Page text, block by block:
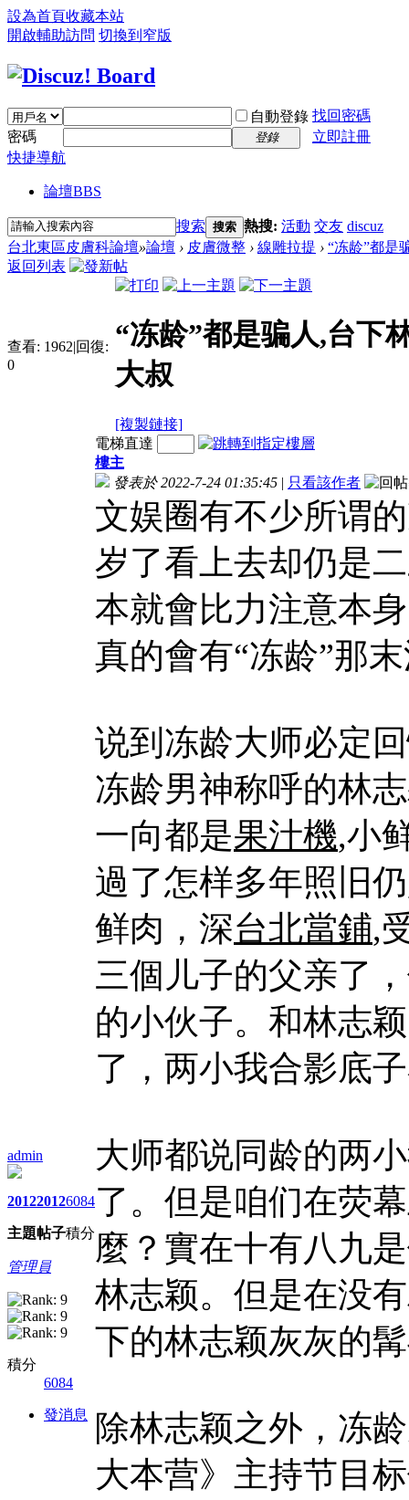
設為首頁收藏本站
開啟輔助訪問 切換到窄版
自動登錄 找回密碼
密碼
登錄
立即註冊
快捷導航
論壇BBS
搜索 搜索 熱搜: 活動 交友 discuz
台北東區皮膚科論壇»論壇 › 皮膚微整 › 線雕拉提 › “冻龄”都是
返回列表
查看: 1962|回復:
0
“冻龄”都是骗人,台下
大叔
[複製鏈接]
admin
2012
主題
2012
帖子
6084
積分
管理員
積分
6084
發消息
電梯直達
樓主
發表於 2022-7-24 01:35:45 | 只看該作者
文娱圈有不少所谓
岁了看上去却仍是
本就會比力注意本
真的會有“冻龄”那
说到冻龄大师必定
冻龄男神称呼的林
一向都是果汁機,小
過了怎样多年照旧
鲜肉，深台北當鋪,
三個儿子的父亲了
的小伙子。和林志
了，两小我合影底
大师都说同龄的两
了。但是咱们在荧
麼？實在十有八九
林志颖。但是在没
下的林志颖灰灰的
除林志颖之外，冻
大本营》主持节目